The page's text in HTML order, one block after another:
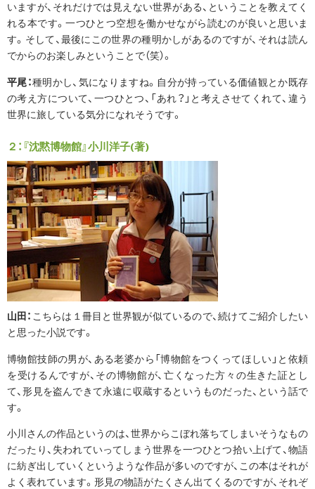
いますが、それだけでは見えない世界がある、ということを教えてく
れる本です。一つひとつ空想を働かせながら読むのが良いと思いま
す。そして、最後にこの世界の種明かしがあるのですが、それは読ん
でからのお楽しみということで（笑）。
平尾：種明かし、気になりますね。自分が持っている価値観とか既存
の考え方について、一つひとつ、「あれ？」と考えさせてくれて、違う
世界に旅している気分になれそうです。
２：『沈黙博物館』小川洋子(著)
山田： こちらは１冊目と世界観が似ているので、続けてご紹介したい
と思った小説です。
博物館技師の男が、ある老婆から「博物館をつくってほしい」と依頼
を受けるんですが、その博物館が、亡くなった方々の生きた証とし
て、形見を盗んできて永遠に収蔵するというものだった、という話で
す。
小川さんの作品というのは、世界からこぼれ落ちてしまいそうなもの
だったり、失われていってしまう世界を一つひとつ拾い上げて、物語
に紡ぎ出していくというような作品が多いのですが、この本はそれが
よく表れています。形見の物語がたくさん出てくるのですが、それぞ